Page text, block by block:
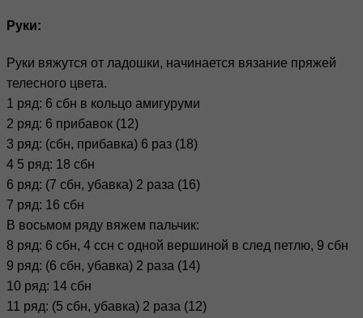
Руки:
Руки вяжутся от ладошки, начинается вязание пряжей
телесного цвета.
1 ряд: 6 сбн в кольцо амигуруми
2 ряд: 6 прибавок (12)
3 ряд: (сбн, прибавка) 6 раз (18)
4 5 ряд: 18 сбн
6 ряд: (7 сбн, убавка) 2 раза (16)
7 ряд: 16 сбн
В восьмом ряду вяжем пальчик:
8 ряд: 6 сбн, 4 ссн с одной вершиной в след петлю, 9 сбн
9 ряд: (6 сбн, убавка) 2 раза (14)
10 ряд: 14 сбн
11 ряд: (5 сбн, убавка) 2 раза (12)